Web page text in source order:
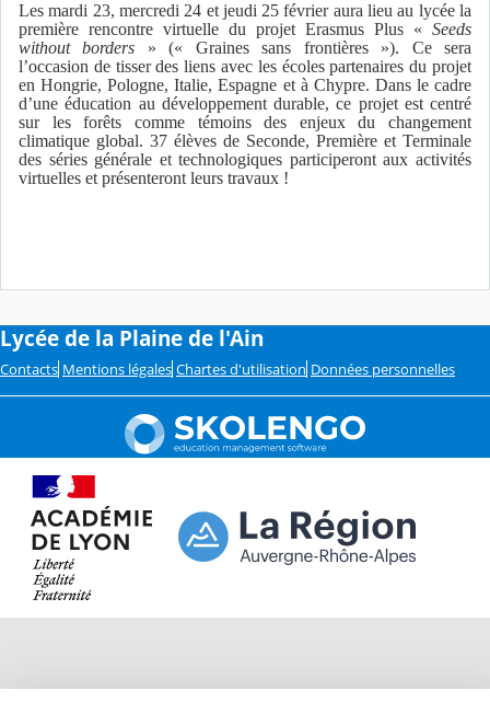
Les mardi 23, mercredi 24 et jeudi 25 février aura lieu au lycée la
première rencontre virtuelle du projet Erasmus Plus « Seeds
without borders » (« Graines sans frontières »). Ce sera
l’occasion de tisser des liens avec les écoles partenaires du projet
en Hongrie, Pologne, Italie, Espagne et à Chypre. Dans le cadre
d’une éducation au développement durable, ce projet est centré
sur les forêts comme témoins des enjeux du changement
climatique global. 37 élèves de Seconde, Première et Terminale
des séries générale et technologiques participeront aux activités
virtuelles et présenteront leurs travaux !
Lycée de la Plaine de l'Ain
Contacts Mentions légales Chartes d'utilisation Données personnelles